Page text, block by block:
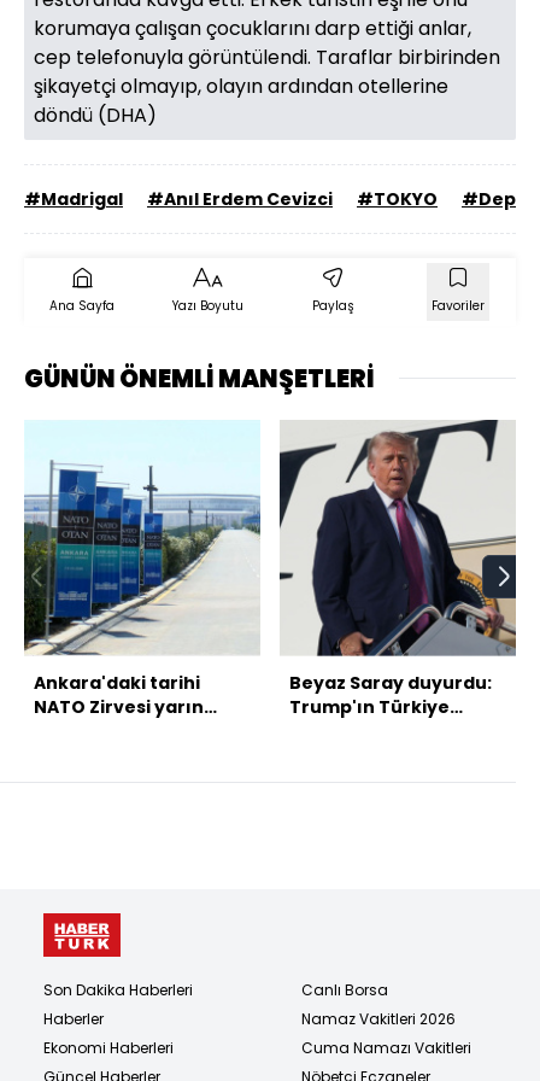
korumaya çalışan çocuklarını darp ettiği anlar,
cep telefonuyla görüntülendi. Taraflar birbirinden
şikayetçi olmayıp, olayın ardından otellerine
döndü (DHA)
#Madrigal #Anıl Erdem Cevizci #TOKYO
Ana Sayfa Yazı Boyutu Paylaş Favoriler
GÜNÜN ÖNEMLİ MANŞETLERİ
Ankara'daki tarihi
NATO Zirvesi yarın
Beyaz Saray duyurdu:
Trump'ın Türkiye
Son Dakika Haberleri
Haberler
Ekonomi Haberleri
Canlı Borsa
Namaz Vakitleri 2026
Cuma Namazı Vakitleri